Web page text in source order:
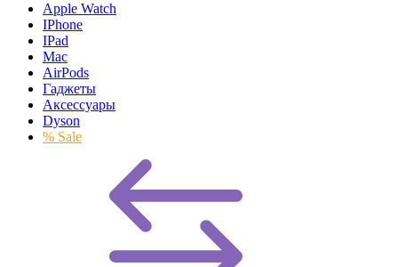
Apple Watch
IPhone
IPad
Mac
AirPods
Гаджеты
Аксессуары
Dyson
% Sale